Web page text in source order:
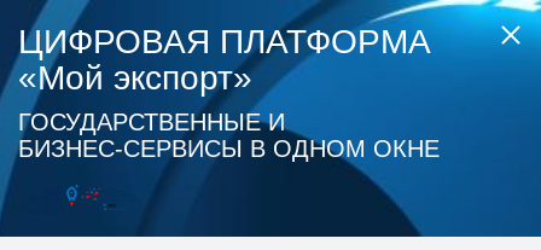
ЦИФРОВАЯ ПЛАТФОРМА
«Мой экспорт»
ГОСУДАРСТВЕННЫЕ И
БИЗНЕС‑СЕРВИСЫ В ОДНОМ ОКНЕ